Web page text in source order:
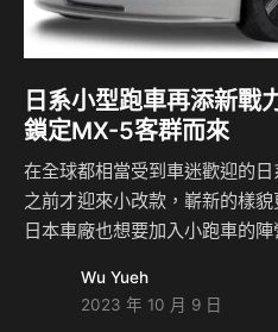
日系小型跑車再添新
鎖定MX-5客群而來
在全球都相當受到車迷歡迎的
之前才迎來小改款，嶄新的樣
日本車廠也想要加入小跑車的
Concept，這輛車與MX-5的大
動的配置，但引擎僅有1.3升的
Wu Yueh
2023 年 10 月 9 日